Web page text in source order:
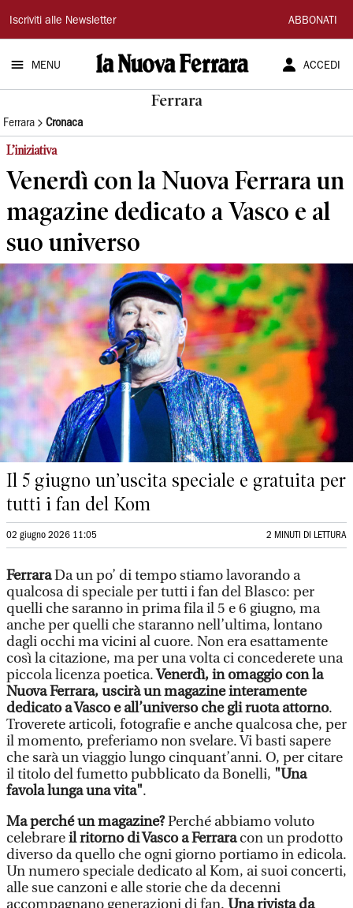
La
Nuova
Ferrara
Iscriviti alle Newsletter ABBONATI
MENU ACCEDI
Ferrara
Ferrara Cronaca
L’iniziativa
Venerdì con la Nuova Ferrara un
magazine dedicato a Vasco e al
suo universo
Il 5 giugno un’uscita speciale e gratuita per
tutti i fan del Kom
02 giugno 2026 11:05 2 MINUTI DI LETTURA
FerraraDa un po’ di tempo stiamo lavorando a
qualcosa di speciale per tutti i fan del Blasco: per
quelli che saranno in prima fila il 5 e 6 giugno, ma
anche per quelli che staranno nell’ultima, lontano
dagli occhi ma vicini al cuore. Non era esattamente
così la citazione, ma per una volta ci concederete una
piccola licenza poetica.Venerdì, in omaggio con la
Nuova Ferrara, uscirà un magazine interamente
dedicato a Vasco e all’universo che gli ruota attorno.
Troverete articoli, fotografie e anche qualcosa che, per
il momento, preferiamo non svelare. Vi basti sapere
che sarà un viaggio lungo cinquant’anni. O, per citare
il titolo del fumetto pubblicato da Bonelli, "Una
favola lunga una vita".
Ma perché un magazine?Perché abbiamo voluto
celebrareil ritorno di Vasco a Ferraracon un prodotto
diverso da quello che ogni giorno portiamo in edicola.
Un numero speciale dedicato al Kom, ai suoi concerti,
alle sue canzoni e alle storie che da decenni
accompagnano generazioni di fan. Una rivista da